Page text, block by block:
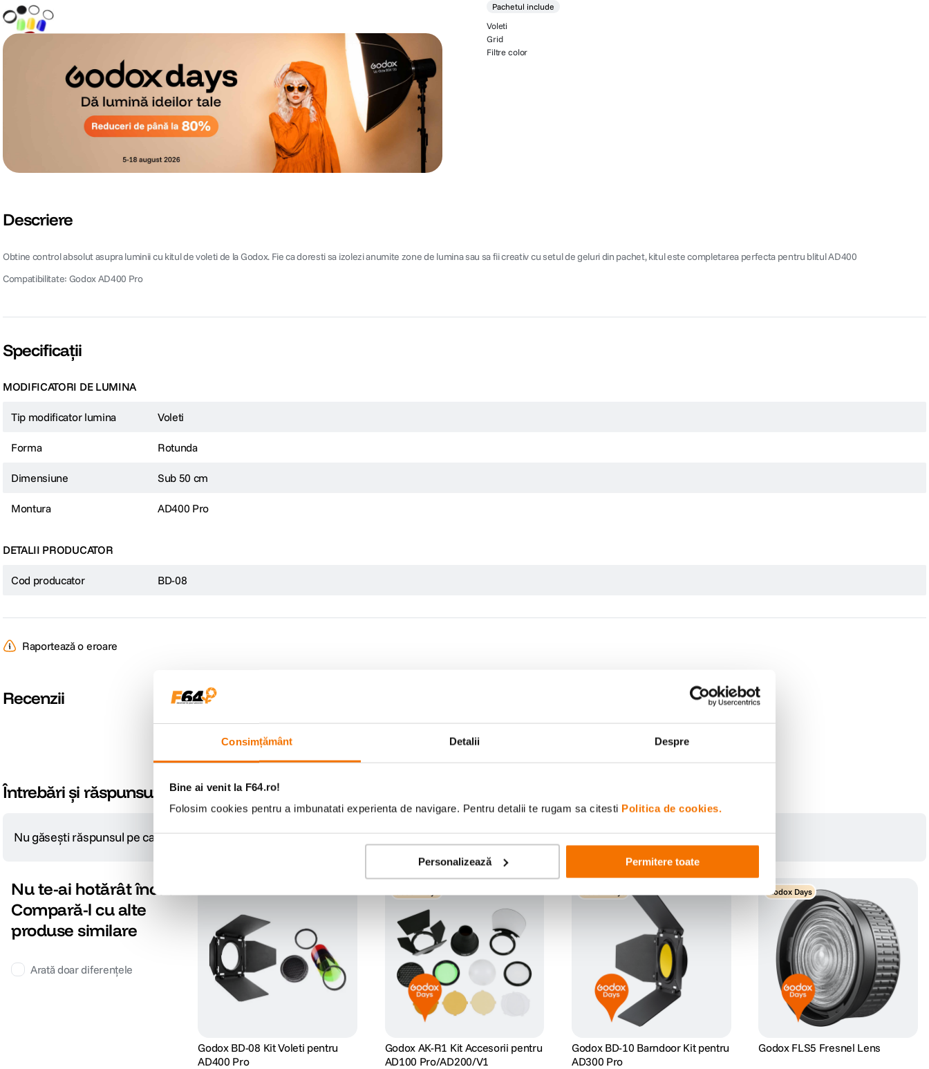
Consimțământ Detalii Despre
Bine ai venit la F64.ro!
Folosim cookies pentru a imbunatati experienta de navigare. Pentru detalii te rugam sa citesti Politica de cookies.
Personalizează Permitere toate
Pachetul include
Voleti
Grid
Filtre color
Descriere
Obtine control absolut asupra luminii cu kitul de voleti de la Godox. Fie ca doresti sa izolezi anumite zone de lumina sau sa fii creativ cu setul de geluri din pachet, kitul este completarea perfecta pentru blitul AD400
Compatibilitate: Godox AD400 Pro
Specificații
MODIFICATORI DE LUMINA
Tip modificator lumina Voleti
Forma Rotunda
Dimensiune Sub 50 cm
Montura AD400 Pro
DETALII PRODUCATOR
Cod producator BD-08
Raportează o eroare
Recenzii
Scrie prima recenzie
Întrebări și răspunsuri
Nu găsești răspunsul pe care îl cauți? Pune o întrebare
Nu te-ai hotărât încă?
Compară-l cu alte
produse similare
Arată doar diferențele
Godox BD-08 Kit Voleti pentru
AD400 Pro
Godox AK-R1 Kit Accesorii pentru
AD100 Pro/AD200/V1
Godox BD-10 Barndoor Kit pentru
AD300 Pro
Godox Days
Godox FLS5 Fresnel Lens